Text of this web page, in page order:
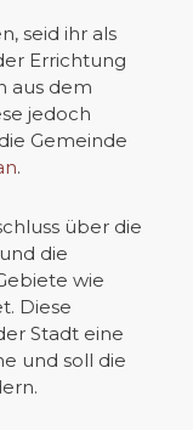
seid ihr als
Errichtung
aus dem
jedoch
Gemeinde
.
über die
die
wie
Diese
Stadt eine
und soll die